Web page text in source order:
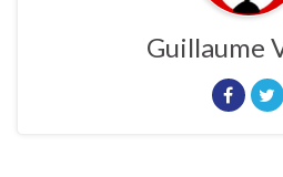
Guillaume